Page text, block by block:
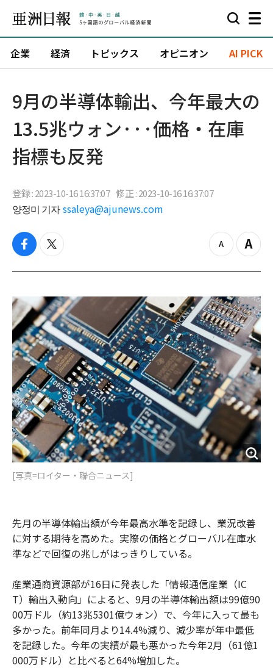
企業 経済 トピックス オピニオン AI PICK
9月の半導体輸出、今年最大の
13.5兆ウォン···価格・在庫
指標も反発
登録 : 2023-10-16 16:37:07 修正 : 2023-10-16 16:37:07
양정미 기자 ssaleya@ajunews.com
f
c
b
o
o
k
t
i
t
e
r
z
o
o
u
t
Z
o
i
n
[写真=ロイター・聯合ニュース]
先月の半導体輸出額が今年最高水準を記録し、業況改善
に対する期待を高めた。実際の価格とグローバル在庫水
準などで回復の兆しがはっきりしている。
産業通商資源部が16日に発表した「情報通信産業（IC
T）輸出入動向」によると、9月の半導体輸出額は99億90
00万ドル（約13兆5301億ウォン）で、今年に入って最も
多かった。前年同月より14.4%減り、減少率が年中最低
を記録した。今年の実績が最も悪かった今年2月（61億1
000万ドル）と比べると64%増加した。